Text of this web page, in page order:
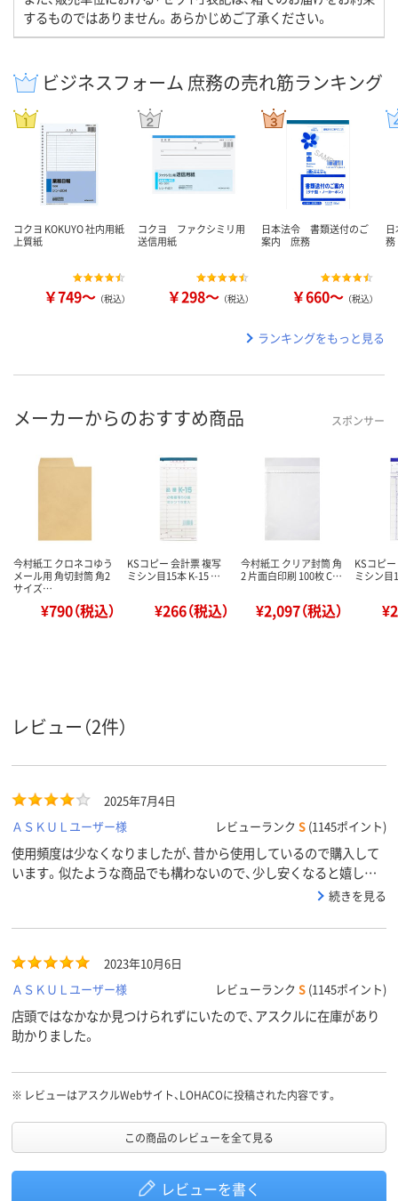
するものではありません。あらかじめご了承ください。
ビジネスフォーム 庶務の売れ筋ランキング
コクヨ KOKUYO 社内用紙
上質紙
￥749～ （税込）
コクヨ ファクシミリ用
送信用紙
￥298～ （税込）
日本法令 書類送付のご
案内 庶務
￥660～ （税込）
ランキングをもっと見る
メーカーからのおすすめ商品 スポンサー
今村紙工 クロネコゆう
メール用 角切封筒 角2
サイズ…
¥790（税込）
KSコピー 会計票 複写
ミシン目15本 K-15 …
¥266（税込）
今村紙工 クリア封筒 角
2 片面白印刷 100枚 C…
¥2,097（税込）
KSコピ
ミシン
レビュー（2件）
2025年7月4日
ＡＳＫＵＬユーザー様
レビューランク S (1145ポイント)
使用頻度は少なくなりましたが、昔から使用しているので購入して
います。似たような商品でも構わないので、少し安くなると嬉しい
続きを見る
2023年10月6日
ＡＳＫＵＬユーザー様
レビューランク S (1145ポイント)
店頭ではなかなか見つけられずにいたので、アスクルに在庫があり
助かりました。
※ レビューはアスクルWebサイト、LOHACOに投稿された内容です。
この商品のレビューを全て見る
レビューを書く